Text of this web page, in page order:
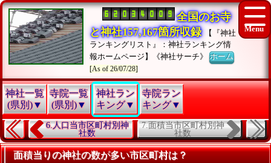
全国のお寺
と神社157,167箇所収録
【『神社
ランキングリスト』：神社ランキング情
報ホームページ】《神社サーチ》ホーム
[As of 26/07/28]
神社一覧
(県別)▼
寺院一覧
(県別)▼
神社ラン
キング▼
寺院ラン
キング▼
6.人口当市区町村別神
社数
7.面積当市区町村別神
社数
面積当りの神社の数が多い市区町村は？